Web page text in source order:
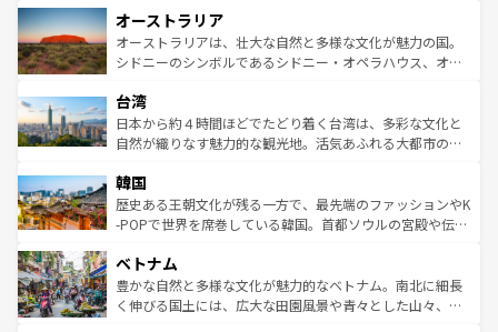
部のニューオーリンズでは、音楽と美食が融合した独特の
文化が魅力。旅行者はアメリカの各地域で異なる魅力を楽
しみながら、その多様性と豊かな歴史を感じることができ
ならではの贅沢な旅のスタイルだ。 なお、新着のアメリカ
情報はコンテンツ一覧を参照してほしい。
ワイ島は見逃せない。また、定番の観光地といえばオアフ
島だが、静かな自然を求めるならマウイ島やカウアイ島が
おすすめ。エメラルドグリーンに輝く海をはじめ、豊かな
れるおもてなしの心で訪れる人々を迎えてくれるハワイの
人々、おいしいローカルフードやハワイアンミュージッ
ク、伝統的なフラダンスなど、すべてがハワイの魅力を彩
ワイを、存分に味わってほしい。 なお、新着のハワイ情報
はコンテンツ一覧を参照してほしい。
オーストラリア
オーストラリアは、壮大な自然と多様な文化が魅力の国。
シドニーのシンボルであるシドニー・オペラハウス、オー
リアリーフや大陸中央部にそびえるウルル（エアーズロッ
ク）、タスマニアの美しい原生林やケアンズの熱帯雨林な
ど、見どころがたくさん。また、カフェやワイン、オージ
いる。アクティビティも充実しており、サーフィンやダイ
ビング、ハイキングなど、アウトドア好きにはたまらな
い。オーストラリアの多彩な魅力を存分に味わいつくそ
参照してほしい。
台湾
日本から約４時間ほどでたどり着く台湾は、多彩な文化と
自然が織りなす魅力的な観光地。活気あふれる大都市の台
ン）、静ひつな山岳地帯である台湾東部など、都市の喧騒
と山間の静けさが共存しており、訪れる人に新しい発見と
驚きをもたらしてくれる。また、奥深い台湾の食文化も魅
容にもいいと評判のスイーツなど、バラエティ豊かな料理
が味わえる。 なお、新着の台湾情報は コンテンツ一覧を参
照してほしい。
韓国
歴史ある王朝文化が残る一方で、最先端のファッションやK
-POPで世界を席巻している韓国。首都ソウルの宮殿や伝統
き、地方に足を延ばせば四季折々の自然美を楽しむことが
できる。そして、キムチや焼肉、絶品のストリートフード
まで、さまざまな韓国料理が待っている。夜には、韓国な
ベトナム
豊かな自然と多様な文化が魅力的なベトナム。南北に細長
く伸びる国土には、広大な田園風景や青々とした山々、世